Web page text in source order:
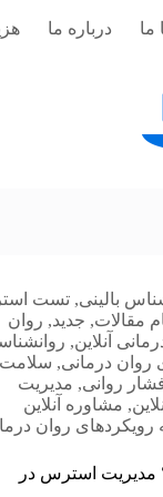
ما درباره ما
بالینی,تست
مقالات, جدید, روان
آنلاین,
روان درمانی, سلامت
روانی, مدیریت
, مشاوره آنلاین
رویکردهای روان
استرس در